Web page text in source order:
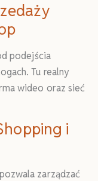
podejścia
Tu realny
wideo oraz sieć
i
zarządzać